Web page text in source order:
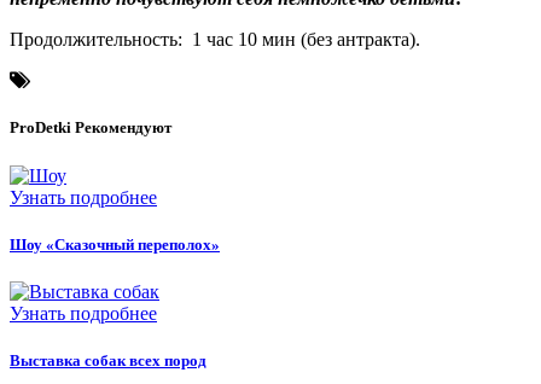
Продолжительность: 1 час 10 мин (без антракта).
ProDetki Рекомендуют
Узнать подробнее
Шоу «Сказочный переполох»
Узнать подробнее
Выставка собак всех пород